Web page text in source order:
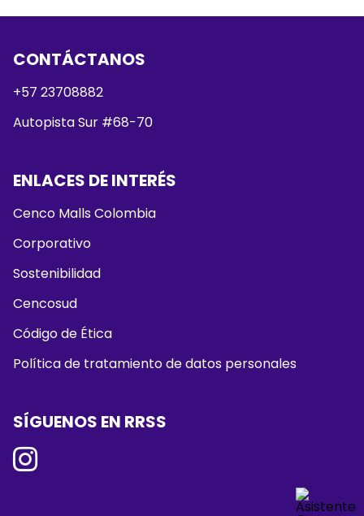
CONTÁCTANOS
+57 23708882
Autopista Sur #68-70
ENLACES DE INTERÉS
Cenco Malls Colombia
Corporativo
Sostenibilidad
Cencosud
Código de Ética
Política de tratamiento de datos personales
SÍGUENOS EN RRSS